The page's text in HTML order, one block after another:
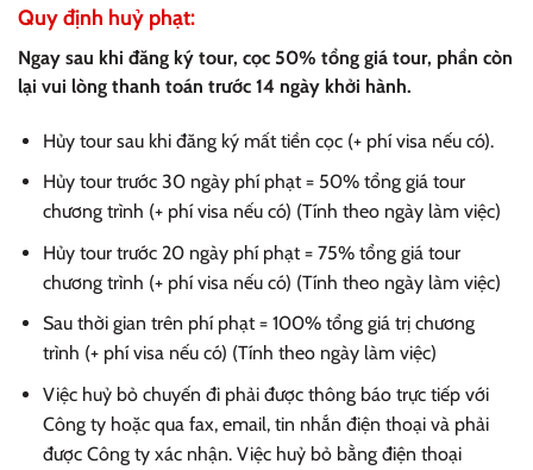
Quy định huỷ phạt:
Ngay sau khi đăng ký tour, cọc 50% tổng giá tour, phần còn
lại vui lòng thanh toán trước 14 ngày khởi hành.
Hủy tour sau khi đăng ký mất tiền cọc (+ phí visa nếu có).
Hủy tour trước 30 ngày phí phạt = 50% tổng giá tour
chương trình (+ phí visa nếu có) (Tính theo ngày làm việc)
Hủy tour trước 20 ngày phí phạt = 75% tổng giá tour
chương trình (+ phí visa nếu có) (Tính theo ngày làm việc)
Sau thời gian trên phí phạt = 100% tổng giá trị chương
trình (+ phí visa nếu có) (Tính theo ngày làm việc)
Việc huỷ bỏ chuyến đi phải được thông báo trực tiếp với
Công ty hoặc qua fax, email, tin nhắn điện thoại và phải
được Công ty xác nhận. Việc huỷ bỏ bằng điện thoại